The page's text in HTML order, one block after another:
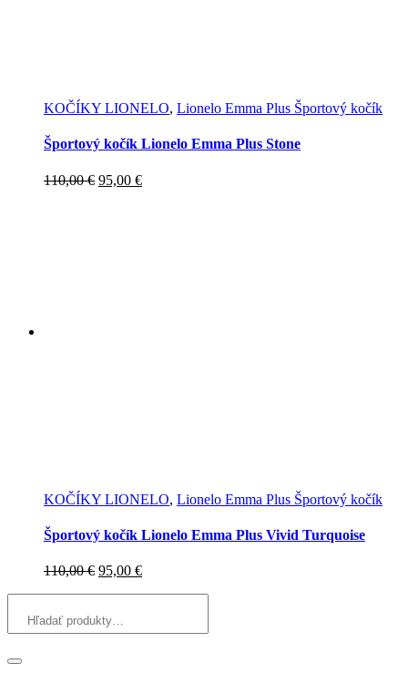
KOČÍKY LIONELO, Lionelo Emma Plus Športový kočík
Športový kočík Lionelo Emma Plus Stone
110,00 € Pôvodná
95,00 €Aktuálna
KOČÍKY LIONELO, Lionelo Emma Plus Športový kočík
Športový kočík Lionelo Emma Plus Vivid Turquoise
110,00 € Pôvodná
110,00 €.
95,00 €Aktuálna